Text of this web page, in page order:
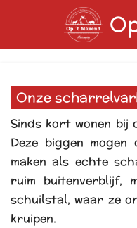
hoofdinhoud
Onze
Sinds kort wonen bij
Deze biggen mogen
maken als echte
ruim buitenverblijf,
schuilstal, waar ze
kruipen.